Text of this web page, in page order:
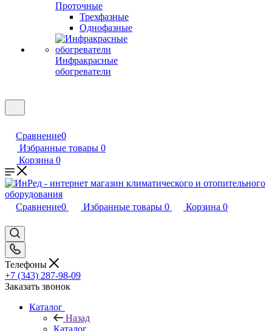
Проточные
Трехфазные
Однофазные
Инфракрасные
обогреватели
Сравнение0
Избранные товары 0
Корзина 0
Сравнение0 Избранные товары 0 Корзина 0
Телефоны
+7 (343) 287-98-09
Заказать звонок
Каталог
Назад
Каталог